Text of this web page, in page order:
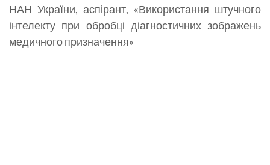
НАН України, аспірант, «Використання штучного
інтелекту при обробці діагностичних зображень
медичного призначення»